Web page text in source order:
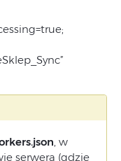
, w
serwera (gdzie